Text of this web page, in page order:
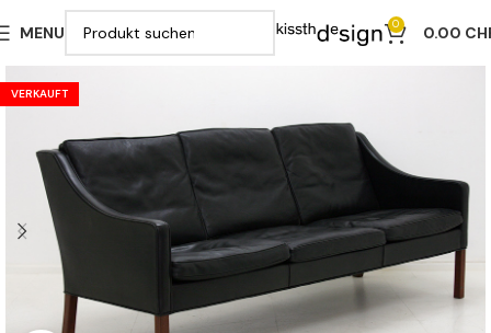
MENU 0 0.00
VERKAUFT